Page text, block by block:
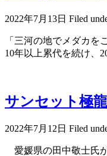
2022年7月13日 Filed
「三河の地でメダカ
10年以上累代を続け、
サンセット極龍
2022年7月12日 Filed
愛媛県の田中敬士氏